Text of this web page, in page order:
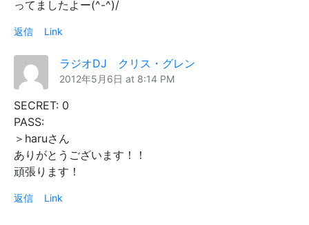
ってましたよー(^-^)/
返信 Link
ラジオDJ クリス・グレン
2012年5月6日 at 8:14 PM
SECRET: 0
PASS:
＞haruさん
ありがとうございます！！
頑張ります！
返信 Link